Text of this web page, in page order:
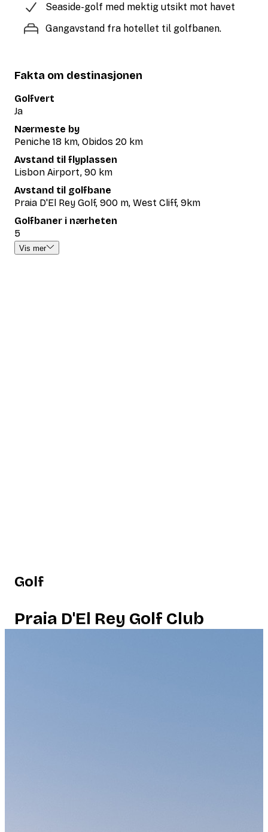
Seaside-golf med mektig utsikt mot havet
Gangavstand fra hotellet til golfbanen.
Fakta om destinasjonen
Golfvert
Ja
Nærmeste by
Peniche 18 km, Obidos 20 km
Avstand til flyplassen
Lisbon Airport, 90 km
Avstand til golfbane
Praia D'El Rey Golf, 900 m, West Cliff, 9km
Golfbaner i nærheten
5
Vis mer
Golf
Praia D'El Rey Golf Club